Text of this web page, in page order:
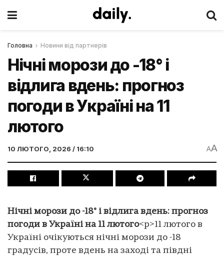
Головна Новини від партнерів
Нічні морози до -18° і
відлига вдень: прогноз
погоди в Україні на 11
лютого
10 ЛЮТОГО, 2026 / 16:10 AA
Нічні морози до -18° і відлига вдень: прогноз
погоди в Україні на 11 лютого<p>11 лютого в
Україні очікуються нічні морози до -18
градусів, проте вдень на заході та півдні